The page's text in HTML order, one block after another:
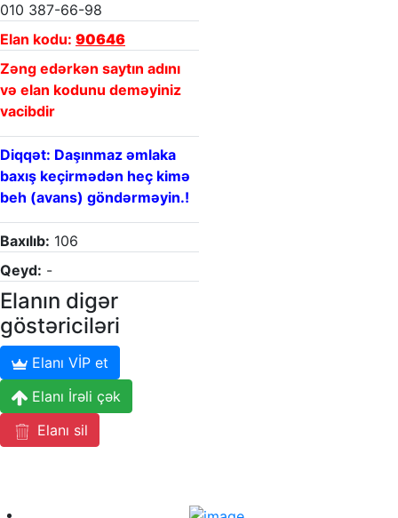
010 387-66-98
Elan kodu: 90646
Zəng edərkən saytın adını
və elan kodunu deməyiniz
vacibdir
Diqqət: Daşınmaz əmlaka
baxış keçirmədən heç kimə
beh (avans) göndərməyin.!
Baxılıb: 106
Qeyd: -
Elanın digər
göstəriciləri
Elanı VİP et
Elanı İrəli çək
Elanı sil